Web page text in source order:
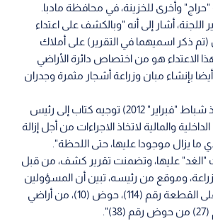
"حراج" وأخرى للخزينة، في محافظة مادبا.
اللجنة، أشار إلى أنه "وبالكشف على اعتداء
ذكر اسميهما في التقرير) على أملاك
الاعتداء هو من اختصاص دائرة الأراضي
بإنشاء مبان وزراعة أشجار مثمرة وجدران
وبين أنه تم حينها (منذ شباط "فبراير" 2012) توجيه كتاب إلى رئيس
الداخلية والمالية لاتخاذ الاجراءات من أجل إزالة
ما يزال موجودا عليها، حتى اللحظة".
عليها، وتضمنت تقرير كشف، من قبل
وموقع من رئيسه، تبين أن المسؤولين
السابقين "معتديان على القطعة رقم (114)، حوض (10)، من أراضي